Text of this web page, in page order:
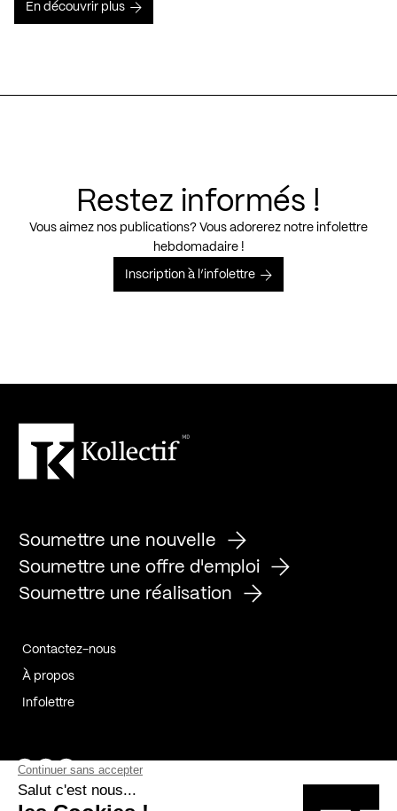
En découvrir plus
Restez informés !
Vous aimez nos publications? Vous adorerez notre infolettre
hebdomadaire !
Inscription à l’infolettre
Soumettre une nouvelle
Soumettre une offre d'emploi
Soumettre une réalisation
Contactez-nous
À propos
Infolettre
Page Facebook de Kollectif
Page Instagram de Kollectif
Page Linkedin de Kollectif